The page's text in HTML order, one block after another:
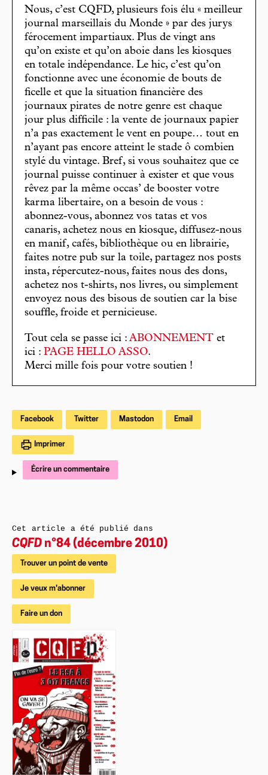
Nous, c’est CQFD, plusieurs fois élu « meilleur
journal marseillais du Monde » par des jurys
férocement impartiaux. Plus de vingt ans
qu’on existe et qu’on aboie dans les kiosques
en totale indépendance. Le hic, c’est qu’on
fonctionne avec une économie de bouts de
ficelle et que la situation financière des
journaux pirates de notre genre est chaque
jour plus difficile : la vente de journaux papier
n’a pas exactement le vent en poupe… tout en
n’ayant pas encore atteint le stade ô combien
stylé du vintage. Bref, si vous souhaitez que ce
journal puisse continuer à exister et que vous
rêvez par la même occas’ de booster votre
karma libertaire, on a besoin de vous :
abonnez-vous, abonnez vos tatas et vos
canaris, achetez nous en kiosque, diffusez-nous
en manif, cafés, bibliothèque ou en librairie,
faites notre pub sur la toile, partagez nos posts
insta, répercutez-nous, faites nous des dons,
achetez nos t-shirts, nos livres, ou simplement
envoyez nous des bisous de soutien car la bise
souffle, froide et pernicieuse.
Tout cela se passe ici : ABONNEMENT et
ici : PAGE HELLO ASSO.
Merci mille fois pour votre soutien !
Facebook Twitter Mastodon Email
Imprimer
Écrire un commentaire
Cet article a été publié dans
CQFD n°84 (décembre 2010)
Trouver un point de vente
Je veux m'abonner
Faire un don